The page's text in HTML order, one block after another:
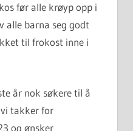
før alle krøyp opp i
alle barna seg godt
til frokost inne i
år nok søkere til å
vi takker for
og ønsker